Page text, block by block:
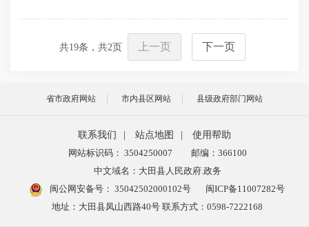
共19条，共2页 上一页 下一页
省市政府网站 市内县区网站 县级政府部门网站
联系我们 | 站点地图 |
使用帮助
网站标识码： 3504250007
邮编：366100
中文域名：大田县人民政府.政务
闽公网安备号： 35042502000102号
闽ICP备11007282号
地址：大田县凤山西路40号 联系方式：0598-7222168